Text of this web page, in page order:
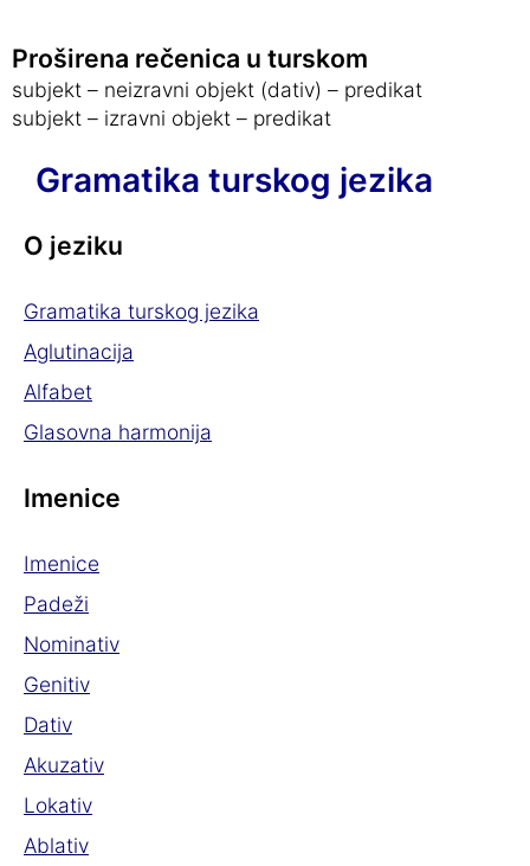
Proširena rečenica u turskom
subjekt – neizravni objekt (dativ) – predikat
subjekt – izravni objekt – predikat
Gramatika turskog jezika
O jeziku
Gramatika turskog jezika
Aglutinacija
Alfabet
Glasovna harmonija
Imenice
Imenice
Padeži
Nominativ
Genitiv
Dativ
Akuzativ
Lokativ
Ablativ